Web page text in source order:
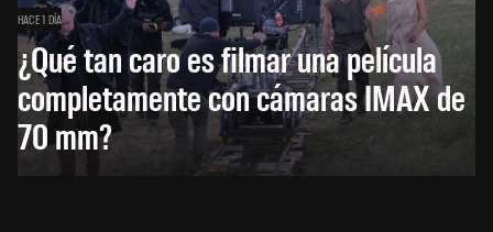
HACE 1 DÍA
¿Qué tan caro es filmar una película
completamente con cámaras IMAX de
70 mm?